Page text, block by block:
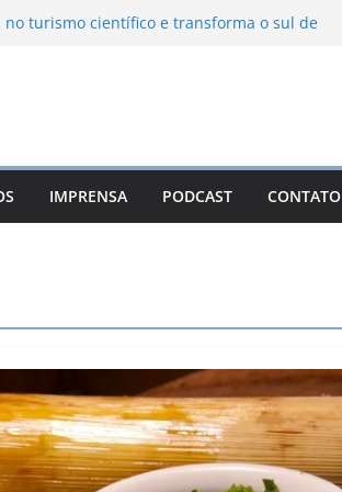
turismo científico e transforma o sul de
Campos do Jordão
León: o Pueblo Mágico com ruas
e turismo à beira da represa
IMPRENSA PODCAST CONTATO